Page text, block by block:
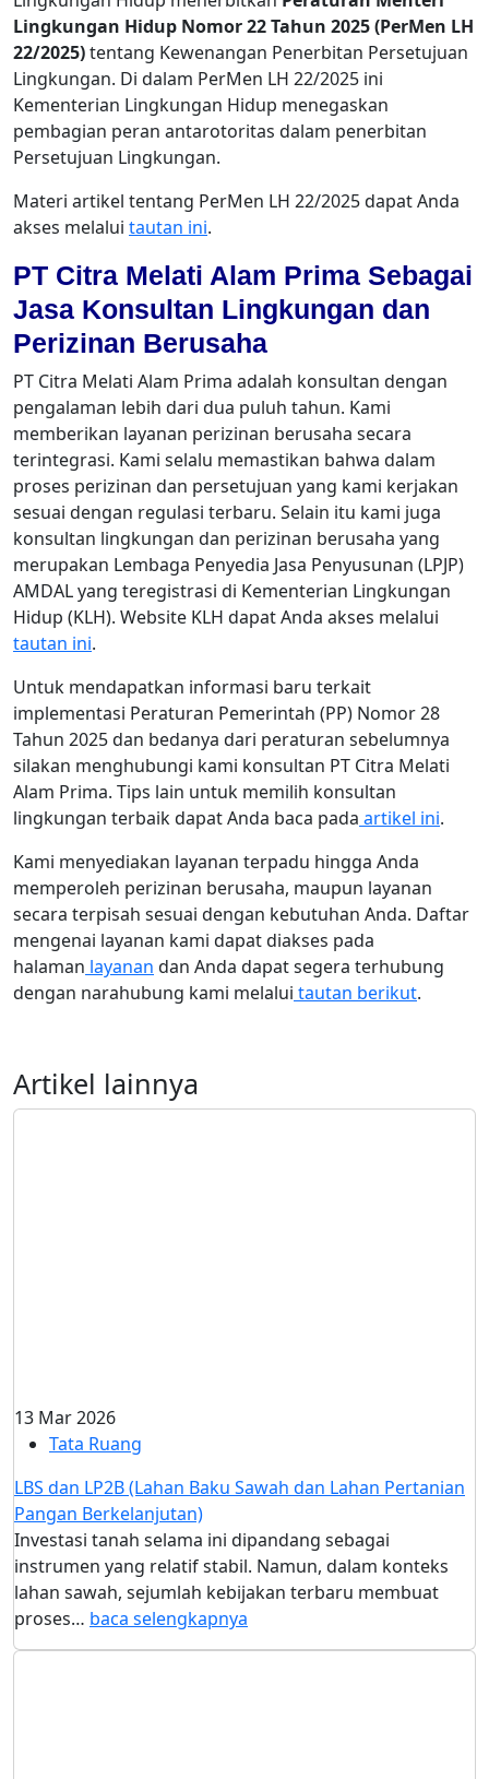
Lingkungan Hidup Nomor 22 Tahun 2025 (PerMen LH
22/2025)tentang Kewenangan Penerbitan Persetujuan
Lingkungan. Di dalam PerMen LH 22/2025 ini
Kementerian Lingkungan Hidup menegaskan
pembagian peran antarotoritas dalam penerbitan
Persetujuan Lingkungan.
Materi artikel tentang PerMen LH 22/2025 dapat Anda
akses melalui tautan ini.
PT Citra Melati Alam Prima Sebagai
Jasa Konsultan Lingkungan dan
Perizinan Berusaha
PT Citra Melati Alam Prima adalah konsultan dengan
pengalaman lebih dari dua puluh tahun. Kami
memberikan layanan perizinan berusaha secara
terintegrasi. Kami selalu memastikan bahwa dalam
proses perizinan dan persetujuan yang kami kerjakan
sesuai dengan regulasi terbaru. Selain itu kami juga
konsultan lingkungan dan perizinan berusaha yang
merupakan Lembaga Penyedia Jasa Penyusunan (LPJP)
AMDAL yang teregistrasi di Kementerian Lingkungan
Hidup (KLH). Website KLH dapat Anda akses melalui
tautan ini.
Untuk mendapatkan informasi baru terkait
implementasi Peraturan Pemerintah (PP) Nomor 28
Tahun 2025 dan bedanya dari peraturan sebelumnya
silakan menghubungi kami konsultan PT Citra Melati
Alam Prima. Tips lain untuk memilih konsultan
lingkungan terbaik dapat Anda baca pada artikel ini.
Kami menyediakan layanan terpadu hingga Anda
memperoleh perizinan berusaha, maupun layanan
secara terpisah sesuai dengan kebutuhan Anda. Daftar
mengenai layanan kami dapat diakses pada
halaman layanan dan Anda dapat segera terhubung
dengan narahubung kami melalui tautan berikut.
Artikel lainnya
13 Mar 2026
Tata Ruang
LBS dan LP2B (Lahan Baku Sawah dan Lahan Pertanian
Pangan Berkelanjutan)
Investasi tanah selama ini dipandang sebagai
instrumen yang relatif stabil. Namun, dalam konteks
lahan sawah, sejumlah kebijakan terbaru membuat
proses… baca selengkapnya